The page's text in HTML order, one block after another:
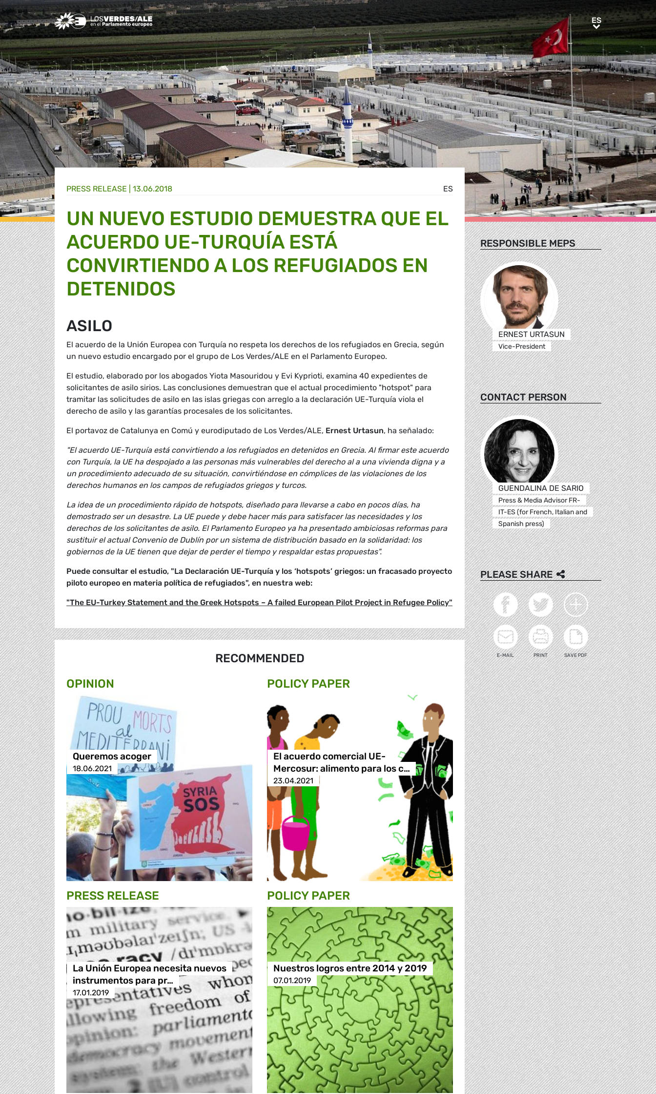
Greens/EFA Home ESES
ES
PRESS RELEASE | 13.06.2018
UN NUEVO ESTUDIO DEMUESTRA QUE EL
ACUERDO UE-TURQUÍA ESTÁ
CONVIRTIENDO A LOS REFUGIADOS EN
DETENIDOS
ASILO
El acuerdo de la Unión Europea con Turquía no respeta los derechos de los refugiados en Grecia, según
un nuevo estudio encargado por el grupo de Los Verdes/ALE en el Parlamento Europeo.
El estudio, elaborado por los abogados Yiota Masouridou y Evi Kyprioti, examina 40 expedientes de
solicitantes de asilo sirios. Las conclusiones demuestran que el actual procedimiento "hotspot" para
tramitar las solicitudes de asilo en las islas griegas con arreglo a la declaración UE-Turquía viola el
derecho de asilo y las garantías procesales de los solicitantes.
El portavoz de Catalunya en Comú y eurodiputado de Los Verdes/ALE, Ernest Urtasun, ha señalado:
"El acuerdo UE-Turquía está convirtiendo a los refugiados en detenidos en Grecia. Al firmar este acuerdo
con Turquía, la UE ha despojado a las personas más vulnerables del derecho al a una vivienda digna y a
un procedimiento adecuado de su situación, convirtiéndose en cómplices de las violaciones de los
derechos humanos en los campos de refugiados griegos y turcos.
La idea de un procedimiento rápido de hotspots, diseñado para llevarse a cabo en pocos días, ha
demostrado ser un desastre. La UE puede y debe hacer más para satisfacer las necesidades y los
derechos de los solicitantes de asilo. El Parlamento Europeo ya ha presentado ambiciosas reformas para
sustituir el actual Convenio de Dublín por un sistema de distribución basado en la solidaridad: los
gobiernos de la UE tienen que dejar de perder el tiempo y respaldar estas propuestas".
Puede consultar el estudio, "La Declaración UE-Turquía y los ‘hotspots’ griegos: un fracasado proyecto
piloto europeo en materia política de refugiados", en nuestra web:
"The EU-Turkey Statement and the Greek Hotspots – A failed European Pilot Project in Refugee Policy"
RECOMMENDED
OPINION
Queremos acoger
18.06.2021
POLICY PAPER
El acuerdo comercial UE-
Mercosur: alimento para los c…
23.04.2021
PRESS RELEASE
La Unión Europea necesita nuevos
instrumentos para pr…
17.01.2019
POLICY PAPER
Nuestros logros entre 2014 y 2019
07.01.2019
RESPONSIBLE MEPS
ERNEST URTASUN
Vice-President
CONTACT PERSON
GUENDALINA DE SARIO
Press & Media Advisor FR-
IT-ES (for French, Italian and
Spanish press)
PLEASE SHARE
E-MAIL PRINT SAVE PDF